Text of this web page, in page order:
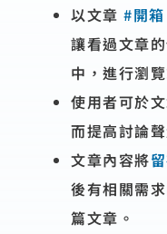
以⽂章 #開
讓看過⽂章
中，進⾏瀏
使用者可於
而提高討論聲
文章內容將
後有相關需
篇文章。